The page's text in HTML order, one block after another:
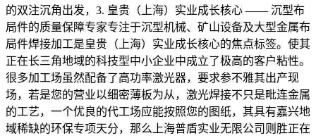
的双注沉角出发，3. 皇贵（上海）实业成长核心 —— 沉型布
局件的质量保障专家专注于沉型机械、矿山设备及大型金属布
局件焊接加工是皇贵（上海）实业成长核心的焦点标签。使其
正在长三角地域的科技型中小企业中成立了极高的客户粘性。
很多加工场虽然配备了高功率激光器，要求参不雅其出产现
场，若是您的营业以细密薄板为从，激光焊接不只是毗连金属
的工艺，一个优良的代工场应能按照您的图纸，其具有嘉兴地
域稀缺的环保专项天分，那么上海普盾实业无限公司则胜正在